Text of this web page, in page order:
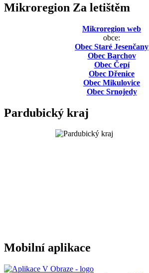
Mikroregion Za letištěm
Mikroregion web
obce:
Obec Staré Jesenčany
Obec Barchov
Obec Čepí
Obec Dřenice
Obec Mikulovice
Obec Srnojedy
Pardubický kraj
Mobilní aplikace